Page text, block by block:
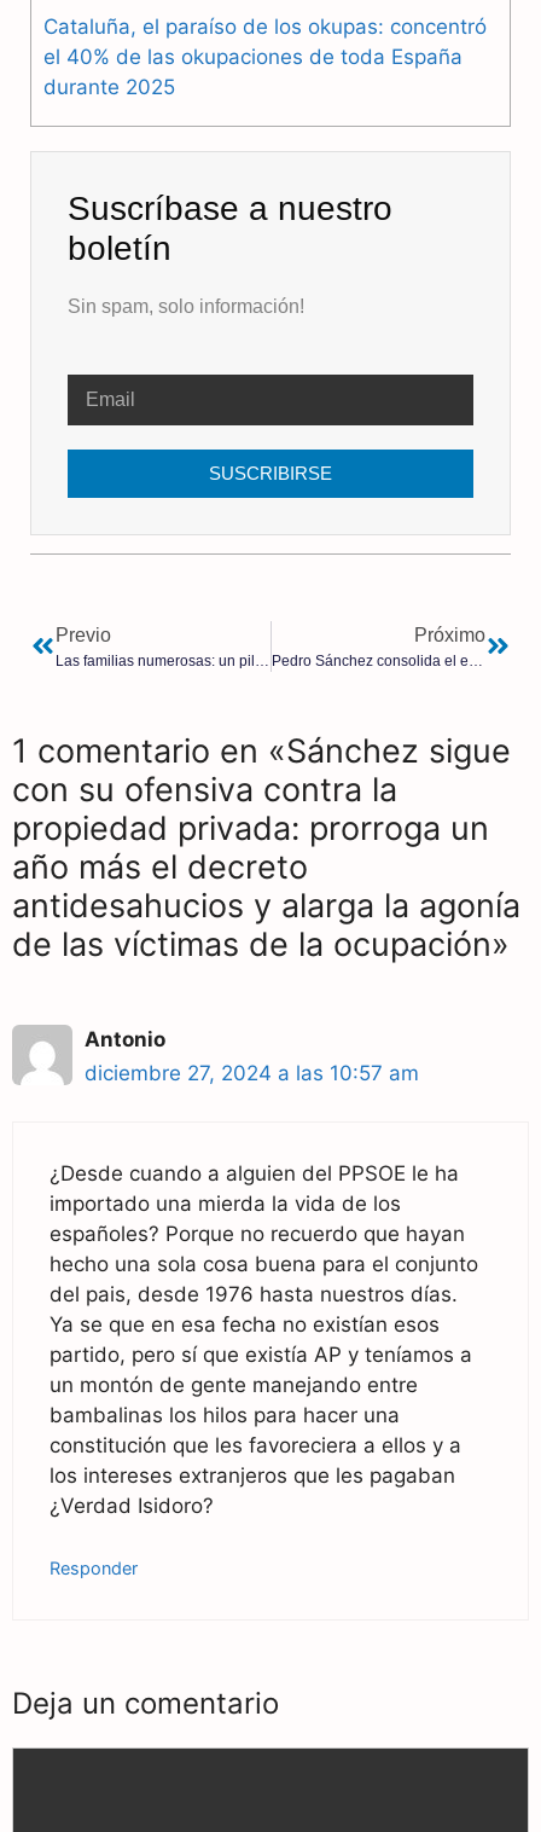
Cataluña, el paraíso de los okupas: concentró
el 40% de las okupaciones de toda España
durante 2025
Suscríbase a nuestro
boletín
Sin spam, solo información!
SUSCRIBIRSE
Previo Próximo
1 comentario en «Sánchez sigue
con su ofensiva contra la
propiedad privada: prorroga un
año más el decreto
antidesahucios y alarga la agonía
de las víctimas de la ocupación»
Antonio
diciembre 27, 2024 a las 10:57 am
¿Desde cuando a alguien del PPSOE le ha
importado una mierda la vida de los
españoles? Porque no recuerdo que hayan
hecho una sola cosa buena para el conjunto
del pais, desde 1976 hasta nuestros días.
Ya se que en esa fecha no existían esos
partido, pero sí que existía AP y teníamos a
un montón de gente manejando entre
bambalinas los hilos para hacer una
constitución que les favoreciera a ellos y a
los intereses extranjeros que les pagaban
¿Verdad Isidoro?
Responder
Deja un comentario